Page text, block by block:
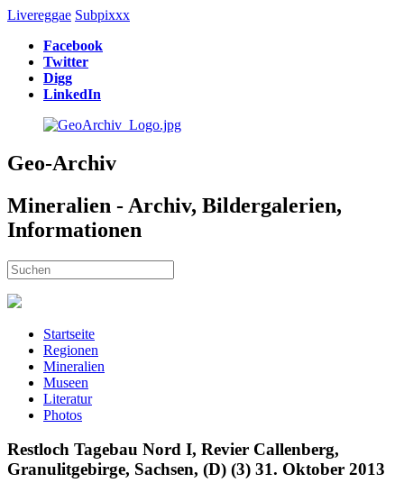
Livereggae Subpixxx
Facebook
Twitter
Digg
LinkedIn
Geo-Archiv
Mineralien - Archiv, Bildergalerien,
Informationen
Startseite
Regionen
Mineralien
Museen
Literatur
Photos
Restloch Tagebau Nord I, Revier Callenberg,
Granulitgebirge, Sachsen, (D) (3) 31. Oktober 2013